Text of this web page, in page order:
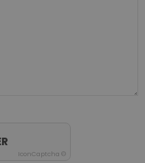
IconCaptcha ©